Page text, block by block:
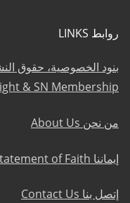
روابط LINKS
بنود الخصوصية، حقوق
& SN Membership
من نحن About Us
إيماننا Statement of Faith
إتصل بنا Contact Us